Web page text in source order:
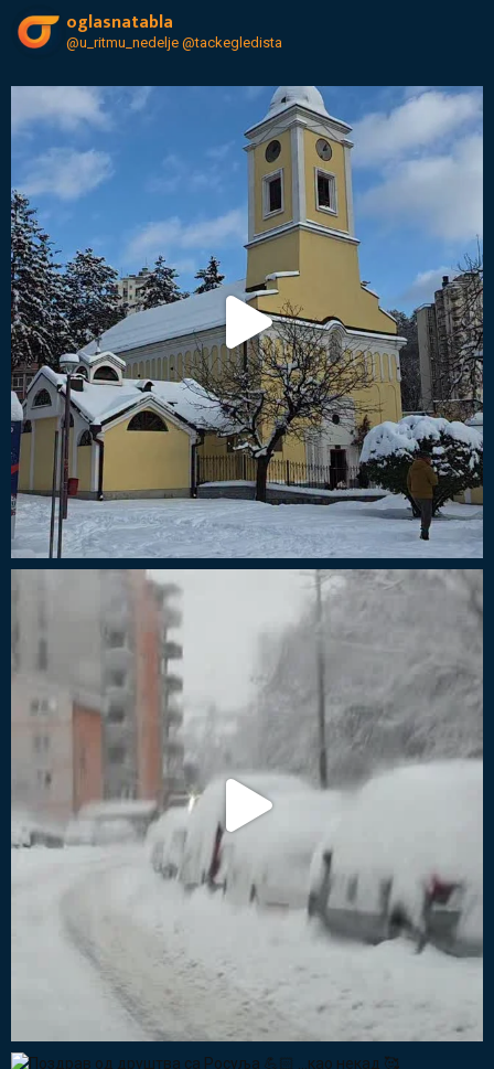
oglasnatabla
@u_ritmu_nedelje @tackegledista